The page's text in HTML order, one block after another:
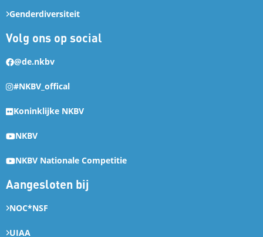
Genderdiversiteit
Volg ons op social
@de.nkbv
#NKBV_offical
Koninklijke NKBV
NKBV
NKBV Nationale Competitie
Aangesloten bij
NOC*NSF
UIAA